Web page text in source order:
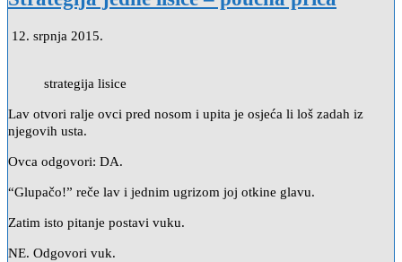
12. srpnja 2015.
strategija lisice
Lav otvori ralje ovci pred nosom i upita je osjeća li loš zadah iz
njegovih usta.
Ovca odgovori: DA.
“Glupačo!” reče lav i jednim ugrizom joj otkine glavu.
Zatim isto pitanje postavi vuku.
NE. Odgovori vuk.